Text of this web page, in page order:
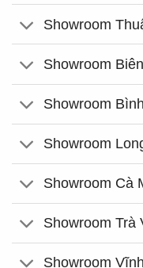
Showroom
Showroom
Showroom
Showroom
Showroom Cà
Showroom Trà
Showroom